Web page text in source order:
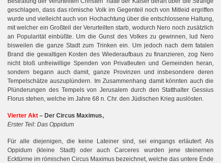
geschlagen, dass das römische Volk im Gegenteil noch von Mitleid ergriffen
wurde und vielleicht auch von Hochachtung über die entschlossene Haltung,
mit welcher ein Großteil der Verurteilten starb, wodurch Nero noch zusätzlich
an Popularität einbüßte. Um die Gunst des Volkes zu gewinnen, lud Nero
bisweilen die ganze Stadt zum Trinken ein. Um jedoch nach dem fatalen
Brand die gewaltigen Kosten des Wiederaufbaus zu finanzieren, zog Nero
nicht bloß unfreiwillige Spenden von Privatleuten und Gemeinden heran,
sondern begann auch damit, ganze Provinzen und insbesondere deren
Tempelschätze auszuplündern. Im Zusammenhang damit könnten auch die
Plünderungen des Tempels von Jerusalem durch den Statthalter Gessius
Florus stehen, welche im Jahre 68 n. Chr. den Jüdischen Krieg auslösten.
Vierter Akt – Der Circus Maximus,
Erster Teil: Das Oppidum
Für alle diejenigen, die keine Lateiner sind, sei eingangs erläutert: Als
Oppidum (kleine Stadt) oder auch Carceres wurden jene steinernen
Ecktürme im römischen Circus Maximus bezeichnet, welche das untere Ende